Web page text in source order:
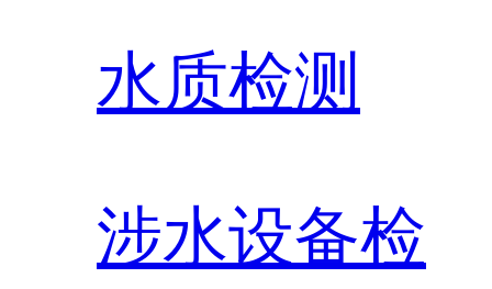
水质检测
涉水设备检